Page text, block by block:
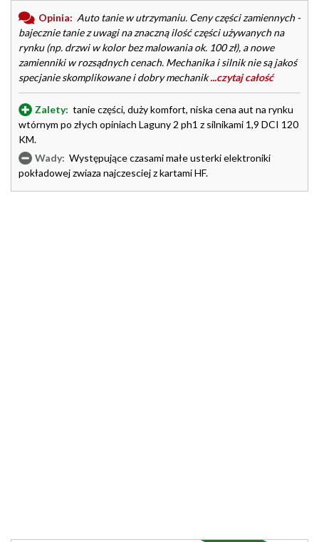
Opinia: Auto tanie w utrzymaniu. Ceny części zamiennych -
bajecznie tanie z uwagi na znaczną ilość części używanych na
rynku (np. drzwi w kolor bez malowania ok. 100 zł), a nowe
zamienniki w rozsądnych cenach. Mechanika i silnik nie są jakoś
specjanie skomplikowane i dobry mechanik...czytaj całość
Zalety: tanie części, duży komfort, niska cena aut na rynku
wtórnym po złych opiniach Laguny 2 ph1 z silnikami 1,9 DCI 120
KM.
Wady: Występujące czasami małe usterki elektroniki
pokładowej zwiaza najczesciej z kartami HF.